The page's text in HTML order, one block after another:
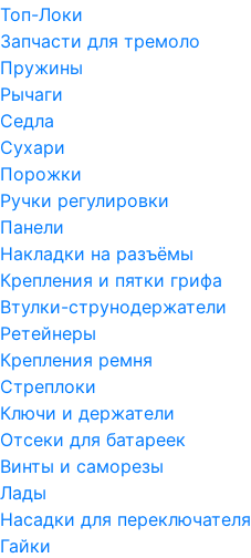
Топ-Локи
Запчасти для тремоло
Пружины
Рычаги
Седла
Сухари
Порожки
Ручки регулировки
Панели
Накладки на разъёмы
Крепления и пятки грифа
Втулки-струнодержатели
Ретейнеры
Крепления ремня
Стреплоки
Ключи и держатели
Отсеки для батареек
Винты и саморезы
Лады
Насадки для переключателя
Гайки